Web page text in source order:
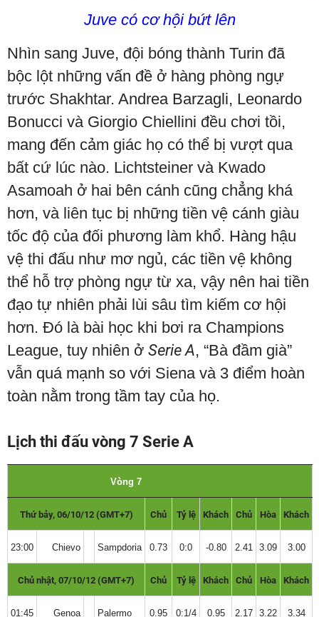
Juve có cơ hội bứt lên
Nhìn sang Juve, đội bóng thành Turin đã
bộc lột những vấn đề ở hàng phòng ngự
trước Shakhtar. Andrea Barzagli, Leonardo
Bonucci và Giorgio Chiellini đều chơi tồi,
mang đến cảm giác họ có thể bị vượt qua
bất cứ lúc nào. Lichtsteiner và Kwado
Asamoah ở hai bên cánh cũng chẳng khá
hơn, và liên tục bị những tiền vệ cánh giàu
tốc độ của đối phương làm khổ. Hàng hậu
vệ thi đấu như mơ ngủ, các tiền vệ không
thể hỗ trợ phòng ngự từ xa, vậy nên hai tiền
đạo tự nhiên phải lùi sâu tìm kiếm cơ hội
hơn. Đó là bài học khi bơi ra Champions
League, tuy nhiên ở Serie A, “Bà đầm già”
vẫn quá mạnh so với Siena và 3 điểm hoàn
toàn nằm trong tầm tay của họ.
Lịch thi đấu vòng 7 Serie A
Vòng 7
Thứ bảy, 06/10/12 (GMT+7) Chủ Tỷ lệ Khách Chủ Hòa Khách
23:00 Chievo Sampdoria 0.73 0:0 -0.80 2.41 3.09 3.00
Chủ nhật, 07/10/12 (GMT+7) Chủ Tỷ lệ Khách Chủ Hòa Khách
01:45 Genoa Palermo 0.95 0:1/4 0.95 2.17 3.22 3.34